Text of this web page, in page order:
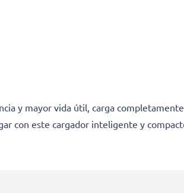
y mayor vida útil, carga
con este cargador inteligente y